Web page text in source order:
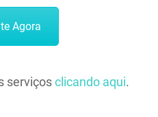
Agora
serviçosclicando aqui.